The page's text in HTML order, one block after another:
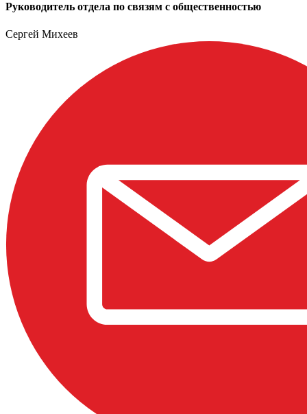
Руководитель отдела по связям с общественностью
Сергей Михеев